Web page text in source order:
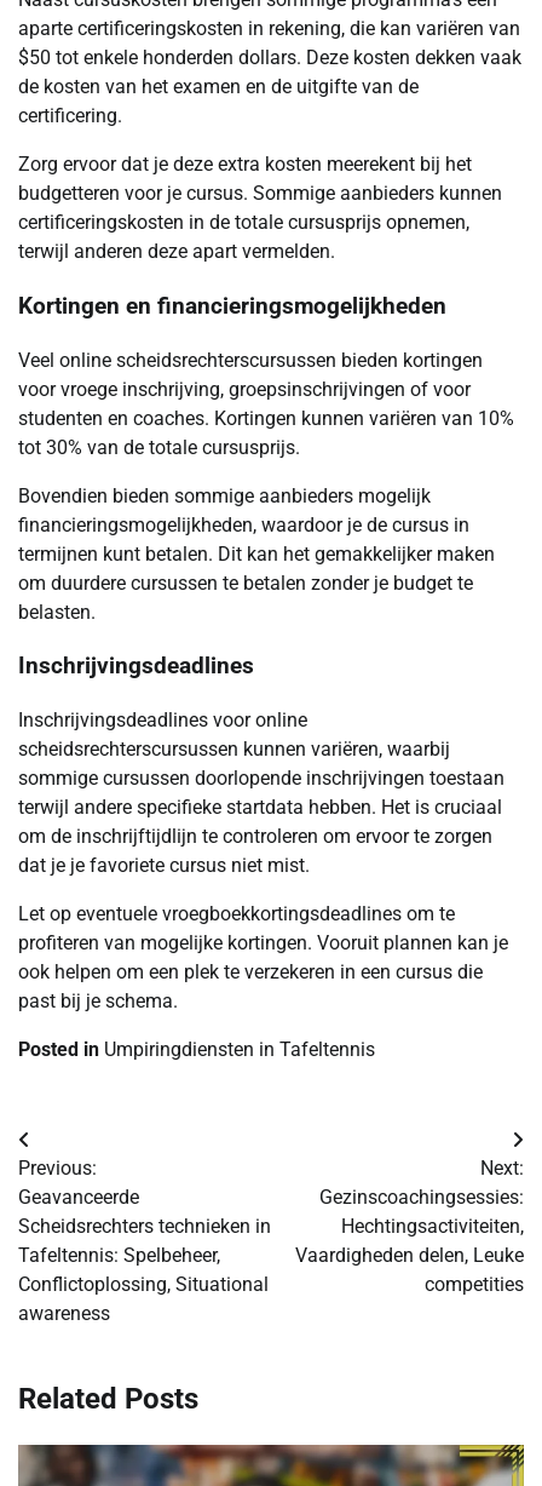
aparte certificeringskosten in rekening, die kan variëren van
$50 tot enkele honderden dollars. Deze kosten dekken vaak
de kosten van het examen en de uitgifte van de
certificering.
Zorg ervoor dat je deze extra kosten meerekent bij het
budgetteren voor je cursus. Sommige aanbieders kunnen
certificeringskosten in de totale cursusprijs opnemen,
terwijl anderen deze apart vermelden.
Kortingen en financieringsmogelijkheden
Veel online scheidsrechterscursussen bieden kortingen
voor vroege inschrijving, groepsinschrijvingen of voor
studenten en coaches. Kortingen kunnen variëren van 10%
tot 30% van de totale cursusprijs.
Bovendien bieden sommige aanbieders mogelijk
financieringsmogelijkheden, waardoor je de cursus in
termijnen kunt betalen. Dit kan het gemakkelijker maken
om duurdere cursussen te betalen zonder je budget te
belasten.
Inschrijvingsdeadlines
Inschrijvingsdeadlines voor online
scheidsrechterscursussen kunnen variëren, waarbij
sommige cursussen doorlopende inschrijvingen toestaan
terwijl andere specifieke startdata hebben. Het is cruciaal
om de inschrijftijdlijn te controleren om ervoor te zorgen
dat je je favoriete cursus niet mist.
Let op eventuele vroegboekkortingsdeadlines om te
profiteren van mogelijke kortingen. Vooruit plannen kan je
ook helpen om een plek te verzekeren in een cursus die
past bij je schema.
Posted in Umpiringdiensten in Tafeltennis
Post
navigation
Previous:
Geavanceerde
Scheidsrechters technieken in
Tafeltennis: Spelbeheer,
Conflictoplossing, Situational
awareness
Next:
Gezinscoachingsessies:
Hechtingsactiviteiten,
Vaardigheden delen, Leuke
competities
Related Posts